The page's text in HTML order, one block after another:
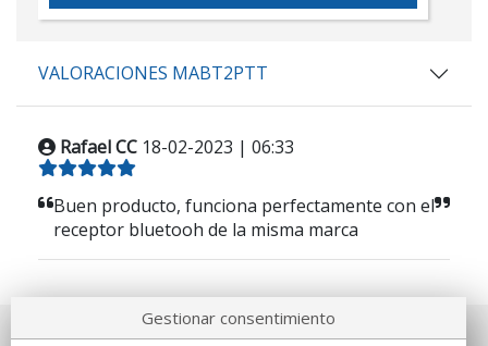
VALORACIONES MABT2PTT
Rafael CC 18-02-2023 | 06:33
Buen producto, funciona perfectamente con el
receptor bluetooh de la misma marca
Gestionar consentimiento